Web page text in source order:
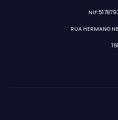
RUA HERMANO